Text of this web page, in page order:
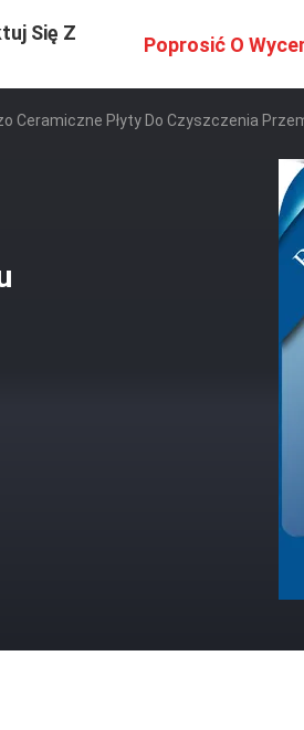
Się Z
Poprosić O
Ceramiczne Płyty Do Czyszczenia